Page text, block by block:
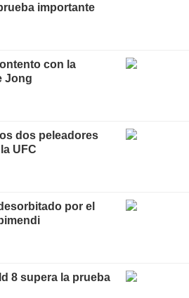
importante
con la
Jong
dos peleadores
UFC
por el
8 supera la prueba